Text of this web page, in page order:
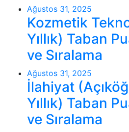
Ağustos 31, 2025
Kozmetik
Yıllık) Taban
ve Sıralama
Ağustos 31, 2025
İlahiyat
Yıllık) Taban
ve Sıralama